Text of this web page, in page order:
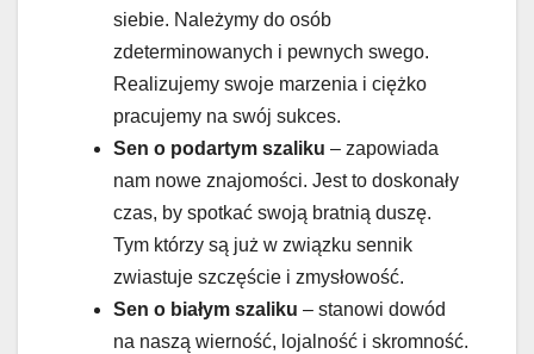
siebie. Należymy do osób
zdeterminowanych i pewnych swego.
Realizujemy swoje marzenia i ciężko
pracujemy na swój sukces.
Sen o podartym szaliku – zapowiada
nam nowe znajomości. Jest to doskonały
czas, by spotkać swoją bratnią duszę.
Tym którzy są już w związku sennik
zwiastuje szczęście i zmysłowość.
Sen o białym szaliku – stanowi dowód
na naszą wierność, lojalność i skromność.